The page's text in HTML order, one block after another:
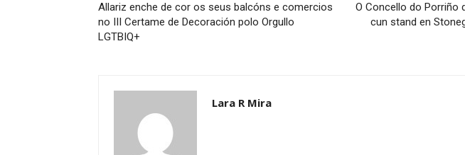
Allariz enche de cor os seus balcóns e comercios
no III Certame de Decoración polo Orgullo
LGTBIQ+
O Concello do Porriño
cun stand en
Lara R Mira